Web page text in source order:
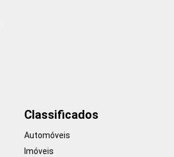
Classificados
Automóveis
Imóveis